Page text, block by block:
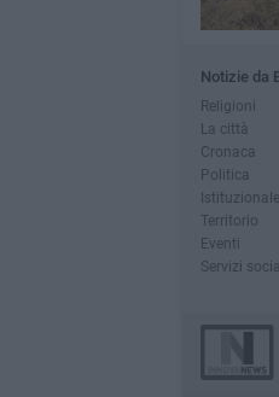
Notizie da
Religioni
La città
Cronaca
Politica
Istituzionale
Territorio
Eventi
Servizi